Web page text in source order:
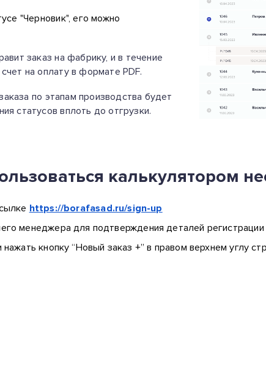
"Черновик", его можно
заказ на фабрику, и в течение
на оплату в формате PDF.
по этапам производства будет
статусов вплоть до отгрузки.
калькулятором
https://borafasad.ru/sign-up
менеджера для подтверждения деталей регистрации
кнопку “Новый заказ +” в правом верхнем углу